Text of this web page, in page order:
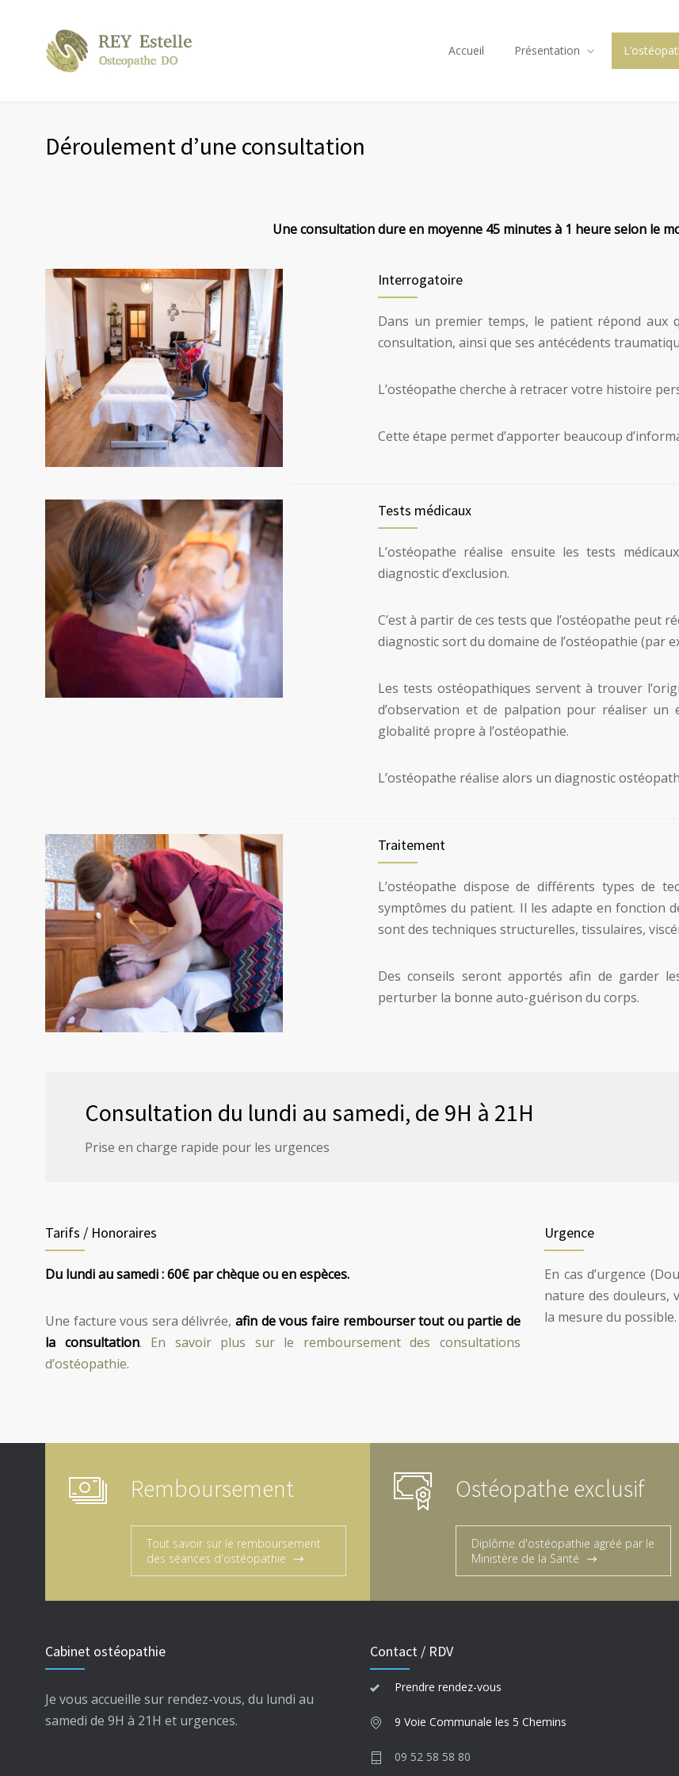
Accueil Présentation
Déroulement d’une consultation
Une consultation dure en moyenne 45 minutes à 1 heure selon le
Interrogatoire
Dans un premier temps, le patient répond aux
consultation, ainsi que ses antécédents
L’ostéopathe cherche à retracer votre histoire
Cette étape permet d’apporter beaucoup
Tests médicaux
L’ostéopathe réalise ensuite les tests
diagnostic d’exclusion.
C’est à partir de ces tests que l’ostéopathe
diagnostic sort du domaine de l’ostéopathie (par
Les tests ostéopathiques servent à trouver
d’observation et de palpation pour réaliser
globalité propre à l’ostéopathie.
L’ostéopathe réalise alors un diagnostic
Traitement
L’ostéopathe dispose de différents types de
symptômes du patient. Il les adapte en fonction
sont des techniques structurelles, tissulaires,
Des conseils seront apportés afin de garder
perturber la bonne auto-guérison du corps.
Consultation du lundi au samedi, de 9H à 21H
Prise en charge rapide pour les urgences
Tarifs / Honoraires
Du lundi au samedi : 60€ par chèque ou en espèces.
Une facture vous sera délivrée,afin de vous faire rembourser tout ou partie de
la consultation. En savoir plus sur le remboursement des consultations
d’ostéopathie.
Urgence
En cas d’urgence
nature des douleurs,
la mesure du possible.
Remboursement
Tout savoir sur le remboursement
des séances d'ostéopathie
Ostéopathe exclusif
Diplôme d'ostéopathie agréé par le
Ministère de la Santé
Cabinet ostéopathie
Je vous accueille sur rendez-vous, du lundi au
samedi de 9H à 21H et urgences.
Contact / RDV
Prendre rendez-vous
9 Voie Communale les 5 Chemins
09 52 58 58 80